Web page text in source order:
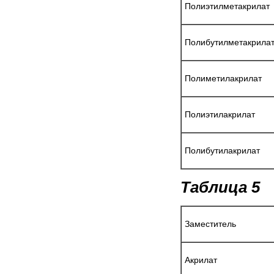
Полиэтилметакрилат
Полибутилметакрилат
Полиметилакрилат
Полиэтилакрилат
Полибутилакрилат
Таблица 5
Заместитель
Акрилат